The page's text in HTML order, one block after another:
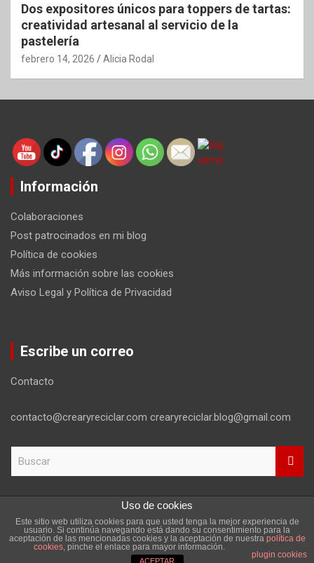
Dos expositores únicos para toppers de tartas:
creatividad artesanal al servicio de la
pastelería
febrero 14, 2026 Alicia Rodal
Información
Colaboraciones
Post patrocinados en mi blog
Política de cookies
Más información sobre las cookies
Aviso Legal y Política de Privacidad
Escribe un correo
Contacto
contacto@crearyreciclar.com crearyreciclar.blog@gmail.com
c
Copyright ©2026
Aviso Legal y Política de Privacidad
Tema por:Theme Horse Funciona gracias a:
Uso de cookies
Este sitio web utiliza cookies para que usted tenga la mejor experiencia de
usuario. Si continúa navegando está dando su consentimiento para la
aceptación de las mencionadas cookies y la aceptación de nuestra política de
cookies, pinche el enlace para mayor información.
plugin cookies
ACEPTAR